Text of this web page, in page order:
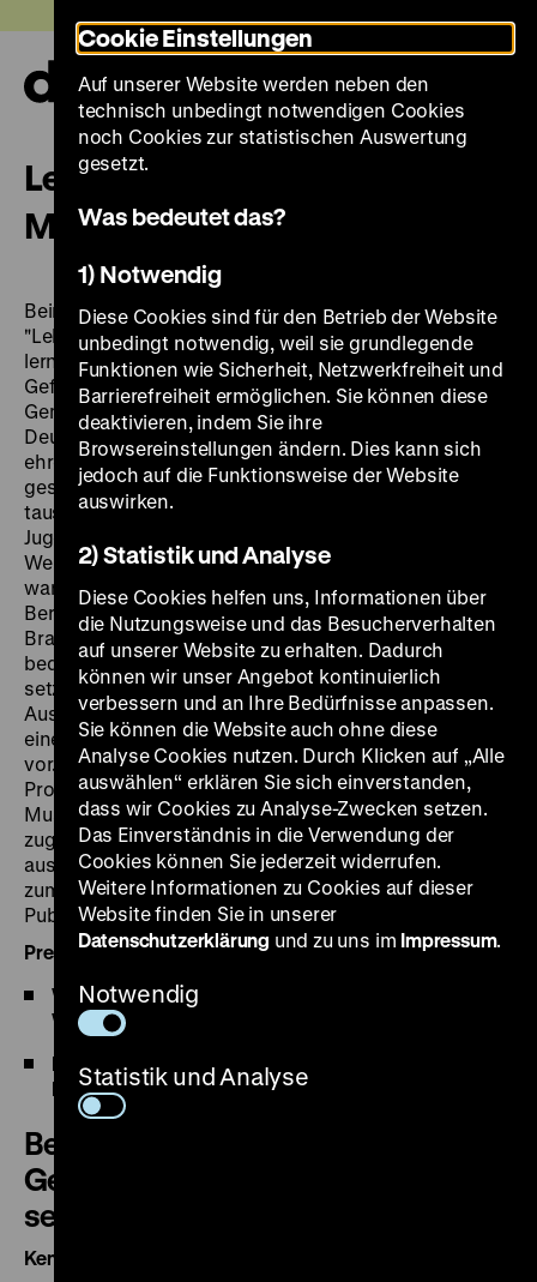
zum
Seiteninhalt
springen
LebensMITTElpunkt. Ihre –
Meine – Unsere Stadt
Beim Winter-, Oster- und Sommerferienprogramm
"LebensMITTElpunkt. Ihre – Meine – Unsere Stadt"
lernten sich Berliner Jugendliche und junge
Geflüchtete zwischen 14 und 18 Jahren kennen.
Gemeinsam besuchten sie an drei Projekttagen das
Deutsche Historische Museum und erkundten mit
ehrenamtlichen Zeitzeugen und Infopaten
geschichtsträchtige Berliner Orte. In Tandems
tauschten sich die jungen Geflüchteten und Berliner
Jugendlichen über ihren Lebensmittelpunkt Berlin aus.
Welche Rolle spielt Migration in Berlin heute und wie
war das früher? Wofür standen bekannte Orte in
Berlin-Mitte wie der Alexanderplatz oder das
Brandenburger Tor in der Geschichte und was
bedeuten sie für unseren Alltag? Ihre Ergebnisse
setzten die Jugendlichen in selbst gestalteten
Ausstellungsboxen kreativ um und stellten diese in
einer Abschlussperformance im JugendclubWerk9
vor. Außerdem wurden die Boxen auf der Website des
ProjektsMuseobilBOX
des Bundesverbandes
Museumspädagogik e.V. einer breiten Öffentlichkeit
zugänglich gemacht. Die besten Ausstellungsboxen
aus allen drei Runden präsentierten die Jugendlichen
zum Projektende gemeinsam vor internationalem
Publikum.
Pressestimmen zum Projekt
Wie junge Geflüchtete Berlin erkunden, Deutsche
Welle, 25.08.2017
Lebensmittelpunkt. Ihre – Meine – Unsere Stadt,
HIMBEER Magazin, 06.09.2017
Berliner Jugendliche und junge
Geflüchtete erkundeten Berlin und
seine Geschichte
Kennenlernen und Museumsbesuch
Cookie Einstellungen
Auf unserer Website werden neben den
technisch unbedingt notwendigen Cookies
noch Cookies zur statistischen Auswertung
gesetzt.
Was bedeutet das?
1) Notwendig
Diese Cookies sind für den Betrieb der Website
unbedingt notwendig, weil sie grundlegende
Funktionen wie Sicherheit, Netzwerkfreiheit und
Barrierefreiheit ermöglichen. Sie können diese
deaktivieren, indem Sie ihre
Browsereinstellungen ändern. Dies kann sich
jedoch auf die Funktionsweise der Website
auswirken.
2) Statistik und Analyse
Diese Cookies helfen uns, Informationen über
die Nutzungsweise und das Besucherverhalten
auf unserer Website zu erhalten. Dadurch
können wir unser Angebot kontinuierlich
verbessern und an Ihre Bedürfnisse anpassen.
Sie können die Website auch ohne diese
Analyse Cookies nutzen. Durch Klicken auf „Alle
auswählen“ erklären Sie sich einverstanden,
dass wir Cookies zu Analyse-Zwecken setzen.
Das Einverständnis in die Verwendung der
Cookies können Sie jederzeit widerrufen.
Weitere Informationen zu Cookies auf dieser
Website finden Sie in unserer
Datenschutzerklärung und zu uns im Impressum.
Notwendig
Statistik und Analyse